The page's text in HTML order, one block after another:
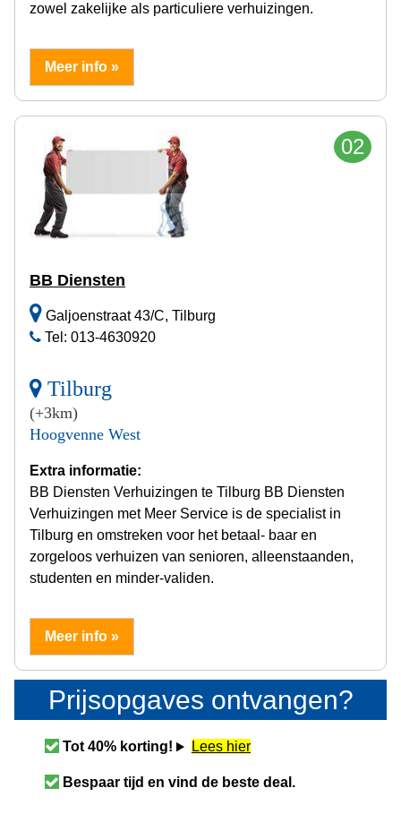
zowel zakelijke als particuliere verhuizingen.
Meer info »
02
BB Diensten
Galjoenstraat 43/C, Tilburg
Tel: 013-4630920
Tilburg
(+3km)
Hoogvenne West
Extra informatie:
BB Diensten Verhuizingen te Tilburg BB Diensten
Verhuizingen met Meer Service is de specialist in
Tilburg en omstreken voor het betaal- baar en
zorgeloos verhuizen van senioren, alleenstaanden,
studenten en minder-validen.
Meer info »
Prijsopgaves ontvangen?
Tot 40% korting! Lees hier
Bespaar tijd en vind de beste deal.